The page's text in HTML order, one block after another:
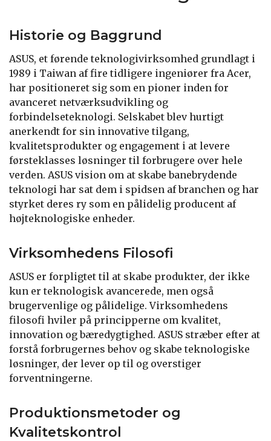
Historie og Baggrund
ASUS, et førende teknologivirksomhed grundlagt i
1989 i Taiwan af fire tidligere ingeniører fra Acer,
har positioneret sig som en pioner inden for
avanceret netværksudvikling og
forbindelseteknologi. Selskabet blev hurtigt
anerkendt for sin innovative tilgang,
kvalitetsprodukter og engagement i at levere
førsteklasses løsninger til forbrugere over hele
verden. ASUS vision om at skabe banebrydende
teknologi har sat dem i spidsen af branchen og har
styrket deres ry som en pålidelig producent af
højteknologiske enheder.
Virksomhedens Filosofi
ASUS er forpligtet til at skabe produkter, der ikke
kun er teknologisk avancerede, men også
brugervenlige og pålidelige. Virksomhedens
filosofi hviler på principperne om kvalitet,
innovation og bæredygtighed. ASUS stræber efter at
forstå forbrugernes behov og skabe teknologiske
løsninger, der lever op til og overstiger
forventningerne.
Produktionsmetoder og
Kvalitetskontrol